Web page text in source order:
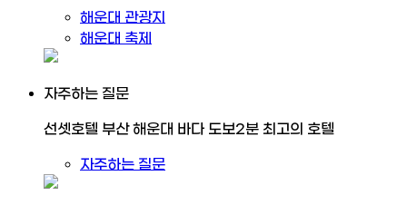
해운대 관광지
해운대 축제
자주하는 질문
선셋호텔 부산 해운대 바다 도보2분 최고의 호텔
자주하는 질문